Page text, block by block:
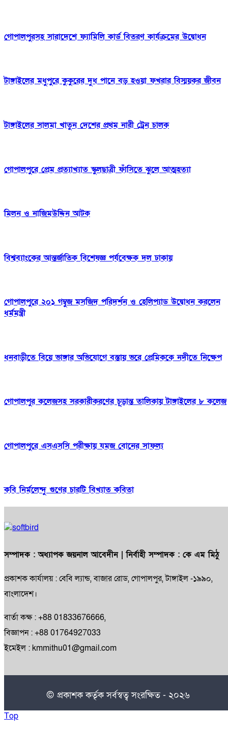
গোপালপুরসহ সারাদেশে ফ্যামিলি কার্ড বিতরণ কার্যক্রমের উদ্বোধন
টাঙ্গাইলের মধুপুরে কুকুরের দুধ পানে বড় হওয়া ফখরার বিস্ময়কর জীবন
টাঙ্গাইলের সালমা খাতুন দেশের প্রথম নারী ট্রেন চালক
গোপালপুরে প্রেম প্রত্যাখ্যাত স্কুলছাত্রী ফাঁসিতে ঝুলে আত্মহত্যা
মিলন ও নাজিমউদ্দিন আটক
বিশ্বব্যাংকের আন্তর্জাতিক বিশেষজ্ঞ পর্যবেক্ষক দল ঢাকায়
গোপালপুরে ২০১ গম্বুজ মসজিদ পরিদর্শন ও হেলিপ্যাড উদ্বোধন করলেন
ধর্মমন্ত্রী
ধনবাড়ীতে বিয়ে ভাঙ্গার অভিযোগে বস্তায় ভরে প্রেমিককে নদীতে নিক্ষেপ
গোপালপুর কলেজসহ সরকারীকরণের চূড়ান্ত তালিকায় টাঙ্গাইলের ৮ কলেজ
গোপালপুরে এসএসসি পরীক্ষায় যমজ বোনের সাফল্য
কবি নির্মলেন্দু গুণের চারটি বিখ্যাত কবিতা
সম্পাদক :অধ্যাপক জয়নাল আবেদীন| নির্বাহী সম্পাদক : কে এম মিঠু
প্রকাশক কার্যালয় : বেবি ল্যান্ড, বাজার রোড, গোপালপুর, টাঙ্গাইল -১৯৯০,
বাংলাদেশ।
বার্তা কক্ষ : +88 01833676666,
বিজ্ঞাপন : +88 01764927033
ইমেইল : kmmithu01@gmail.com
© প্রকাশক কর্তৃক সর্বস্বত্ব সংরক্ষিত - ২০২৬
Top